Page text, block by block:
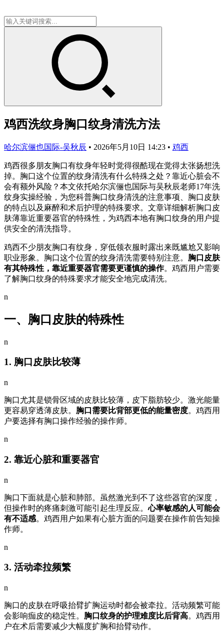
鸡西洗纹身胸口纹身清洗方法
哈尔滨俪也国际-吴秋辰 • 2026年5月10日 14:23 • 鸡西
鸡西很多朋友胸口有纹身年轻时觉得很酷现在觉得太张扬想洗
掉。胸口这个位置的纹身清洗有什么特殊之处？靠近心脏会不
会有额外风险？本文依托哈尔滨俪也国际与吴秋辰老师17年洗
纹身实操经验，为您科普胸口纹身清洗的注意事项、胸口皮肤
的特点以及麻醉和术后护理的特殊要求。文章详细解析胸口皮
肤薄靠近重要器官的特殊性，为鸡西本地有胸口纹身的用户提
供安全的清洗指导。
鸡西不少朋友胸口有纹身，穿低领衣服时露出来既尴尬又影响
职业形象。胸口这个位置的纹身清洗需要特别注意。 胸口皮肤
有其特殊性，靠近重要器官需要更谨慎的操作。鸡西用户需要
了解胸口纹身的特殊要求才能安全地完成清洗。
n
一、胸口皮肤的特殊性
n
1. 胸口皮肤比较薄
n
胸口尤其是锁骨区域的皮肤比较薄，皮下脂肪较少。激光能量
更容易穿透薄皮肤。 胸口需要比背部更低的能量密度。鸡西用
户要选择有胸口操作经验的操作师。
n
2. 靠近心脏和重要器官
n
胸口下面就是心脏和肺部。虽然激光到不了这些器官的深度，
但操作时的疼痛刺激可能引起生理反应。心率敏感的人可能会
有不适感。鸡西用户如果有心脏方面的问题要在操作前告知操
作师。
n
3. 活动牵拉频繁
n
胸口的皮肤在呼吸抬臂扩胸运动时都会被牵拉。活动频繁可能
会影响痂皮的稳定性。 胸口纹身的护理难度比后背高。鸡西用
户在术后需要减少大幅度扩胸和抬臂动作。